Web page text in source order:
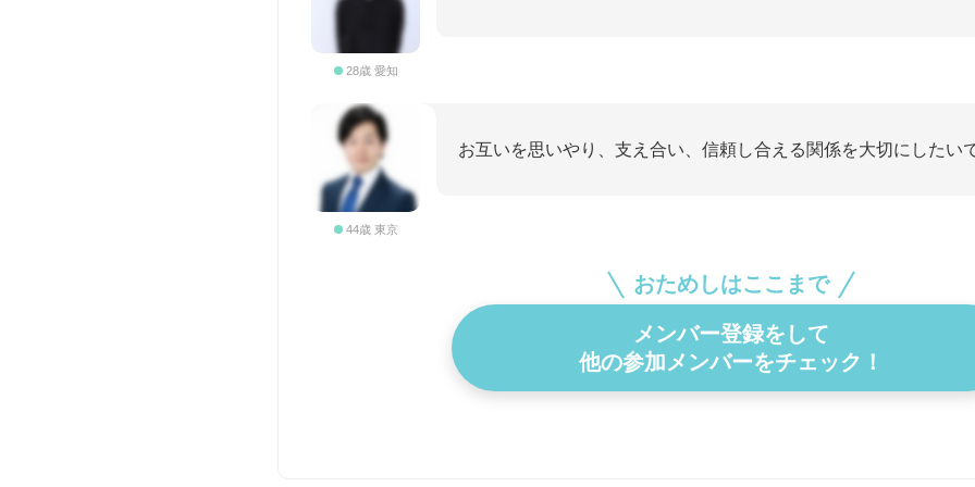
28歳 愛知
44歳 東京
お互いを思いやり、支え合い、信頼し合える関係を大切にしたい
おためしはここまで
メンバー登録をして
他の参加メンバーをチェック！